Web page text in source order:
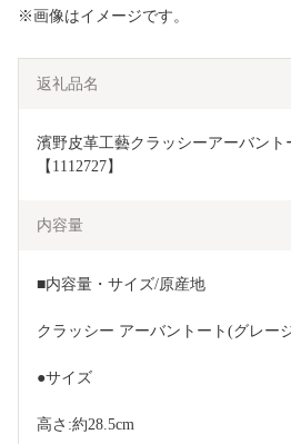
※画像はイメージです。
返礼品名
濱野皮革工藝クラッシーアーバン
【1112727】
内容量
■内容量・サイズ/原産地
クラッシー アーバントート(グレー
●サイズ
高さ:約28.5cm